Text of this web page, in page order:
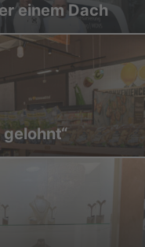
einem Dach